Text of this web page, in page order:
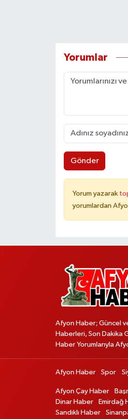
Yorumlar
Gönder
Yorum yazarak
yorumlardan
Afyon Haber; Güncel
Haberleri, Son Dakika
Haber Yorumlarıyla
Afyon Haber Spor
Afyon Çay Haber
Dinar Haber
Emirdağ
Sandıklı Haber